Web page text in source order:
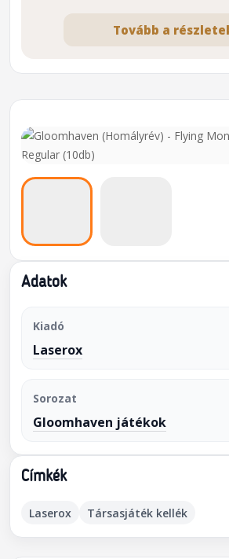
Adatok
Kiadó
Laserox
Sorozat
Gloomhaven játékok
Címkék
Laserox Társasjáték kellék
Tovább a